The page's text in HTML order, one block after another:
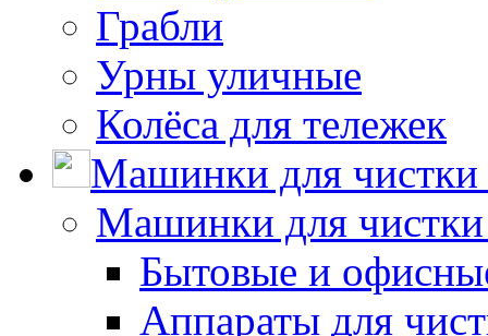
Грабли
Урны уличные
Колёса для тележек
Машинки для чистки
Машинки для
Бытовые и
Аппараты для